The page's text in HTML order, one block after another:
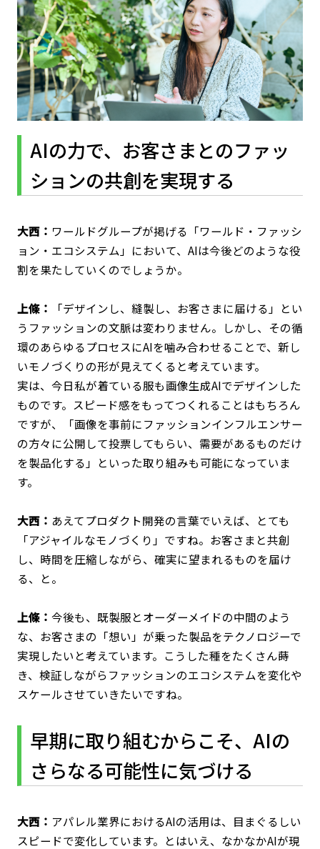
AIの力で、お客さまとのファッ
ションの共創を実現する
大西： ワールドグループが掲げる「ワールド・ファッシ
ョン・エコシステム」において、AIは今後どのような役
割を果たしていくのでしょうか。
上條：
「デザインし、縫製し、お客さまに届ける」とい
うファッションの文脈は変わりません。しかし、その循
環のあらゆるプロセスにAIを噛み合わせることで、新し
いモノづくりの形が見えてくると考えています。
実は、今日私が着ている服も画像生成AIでデザインした
ものです。スピード感をもってつくれることはもちろん
ですが、「画像を事前にファッションインフルエンサー
の方々に公開して投票してもらい、需要があるものだけ
を製品化する」といった取り組みも可能になっていま
す。
大西： あえてプロダクト開発の言葉でいえば、とても
「アジャイルなモノづくり」ですね。お客さまと共創
し、時間を圧縮しながら、確実に望まれるものを届け
る、と。
上條： 今後も、既製服とオーダーメイドの中間のよう
な、お客さまの「想い」が乗った製品をテクノロジーで
実現したいと考えています。こうした種をたくさん蒔
き、検証しながらファッションのエコシステムを変化や
スケールさせていきたいですね。
早期に取り組むからこそ、AIの
さらなる可能性に気づける
大西： アパレル業界におけるAIの活用は、目まぐるしい
スピードで変化しています。とはいえ、なかなかAIが現